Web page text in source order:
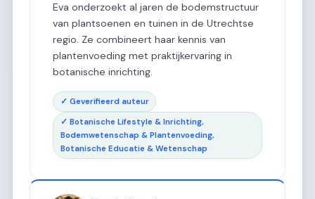
Eva onderzoekt al jaren de bodemstructuur
van plantsoenen en tuinen in de Utrechtse
regio. Ze combineert haar kennis van
plantenvoeding met praktijkervaring in
botanische inrichting.
✓ Geverifieerd auteur
✓ Botanische Lifestyle & Inrichting,
Bodemwetenschap & Plantenvoeding,
Botanische Educatie & Wetenschap